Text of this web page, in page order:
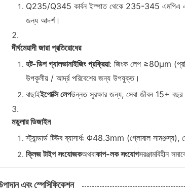
Q235/Q345 কার্বন ইস্পাত থেকে 235-345 এমপিএ
জন্য আদর্শ।
দীর্ঘমেয়াদী জারা প্রতিরোধের
হট-ডিপ গ্যালভানাইজিং প্রক্রিয়া: জিংক লেপ ≥80μm
উপকূলীয় / আর্দ্র পরিবেশের জন্য উপযুক্ত।
বাছাইইপোক্সি লেপউন্নত সুরক্ষার জন্য, সেবা জীবন 15+ বছর
মডুলার ডিজাইন
স্ট্যান্ডার্ড টিউব ব্যাসার্ধঃ Φ48.3mm (গ্লোবাল
ক্লিজ টাইপ সংযোজকঅথবাকাপ-লক সংযোগসরঞ্জামবিহীন
এবং স্পেসিফিকেশন